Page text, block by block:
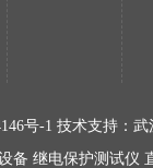
号-1 技术支持： 武
备 继电保护测试仪